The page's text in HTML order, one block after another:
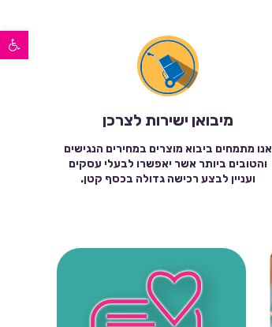
פתח סרגל נגישות
מיבואן ישירות לצרכן
אנו מתמחים ביבוא מוצרים במחירים הנגישים
והטובים ביותר אשר יאפשרו לבעלי עסקים
ועניין לבצע רכישה גדולה בכסף קטן.